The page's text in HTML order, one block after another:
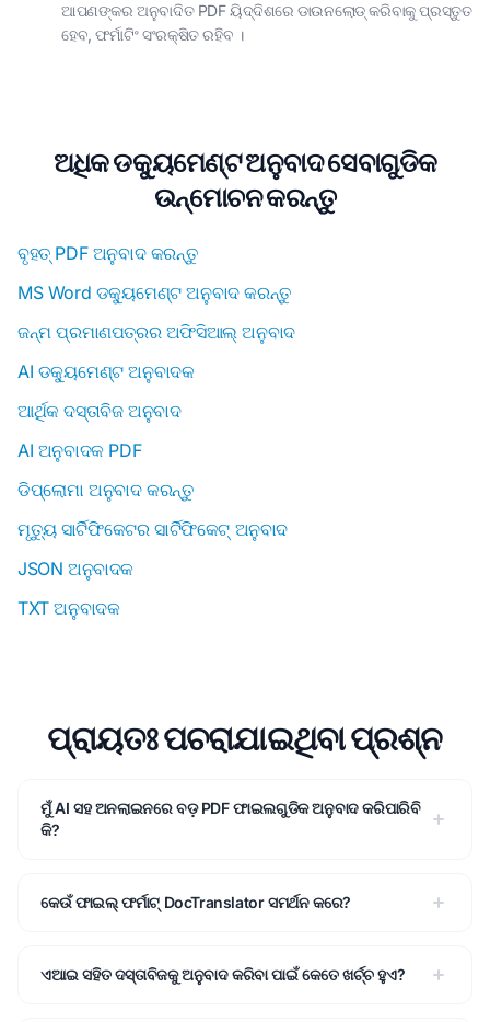
ଆପଣଙ୍କର ଅନୁବାଦିତ PDF ୟିଦ୍ଦିଶରେ ଡାଉନଲୋଡ୍ କରିବାକୁ ପ୍ରସ୍ତୁତ
ହେବ, ଫର୍ମାଟିଂ ସଂରକ୍ଷିତ ରହିବ ।
ଅଧିକ ଡକ୍ୟୁମେଣ୍ଟ ଅନୁବାଦ ସେବାଗୁଡିକ
ଉନ୍ମୋଚନ କରନ୍ତୁ
ବୃହତ୍ PDF ଅନୁବାଦ କରନ୍ତୁ
MS Word ଡକ୍ୟୁମେଣ୍ଟ ଅନୁବାଦ କରନ୍ତୁ
ଜନ୍ମ ପ୍ରମାଣପତ୍ରର ଅଫିସିଆଲ୍ ଅନୁବାଦ
AI ଡକ୍ୟୁମେଣ୍ଟ ଅନୁବାଦକ
ଆର୍ଥିକ ଦସ୍ତାବିଜ ଅନୁବାଦ
AI ଅନୁବାଦକ PDF
ଡିପ୍ଲୋମା ଅନୁବାଦ କରନ୍ତୁ
ମୃତ୍ୟୁ ସାର୍ଟିଫିକେଟର ସାର୍ଟିଫିକେଟ୍ ଅନୁବାଦ
JSON ଅନୁବାଦକ
TXT ଅନୁବାଦକ
ପ୍ରାୟତଃ ପଚରାଯାଇଥିବା ପ୍ରଶ୍ନ
ମୁଁ AI ସହ ଅନଲାଇନରେ ବଡ଼ PDF ଫାଇଲଗୁଡିକ ଅନୁବାଦ କରିପାରିବି
କି?
କେଉଁ ଫାଇଲ୍ ଫର୍ମାଟ୍ DocTranslator ସମର୍ଥନ କରେ?
ଏଆଇ ସହିତ ଦସ୍ତାବିଜକୁ ଅନୁବାଦ କରିବା ପାଇଁ କେତେ ଖର୍ଚ୍ଚ ହୁଏ?